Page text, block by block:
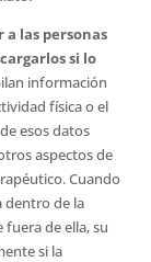
las personas
si lo
información
física o el
esos datos
aspectos de
Cuando
dentro de la
de ella, su
si la